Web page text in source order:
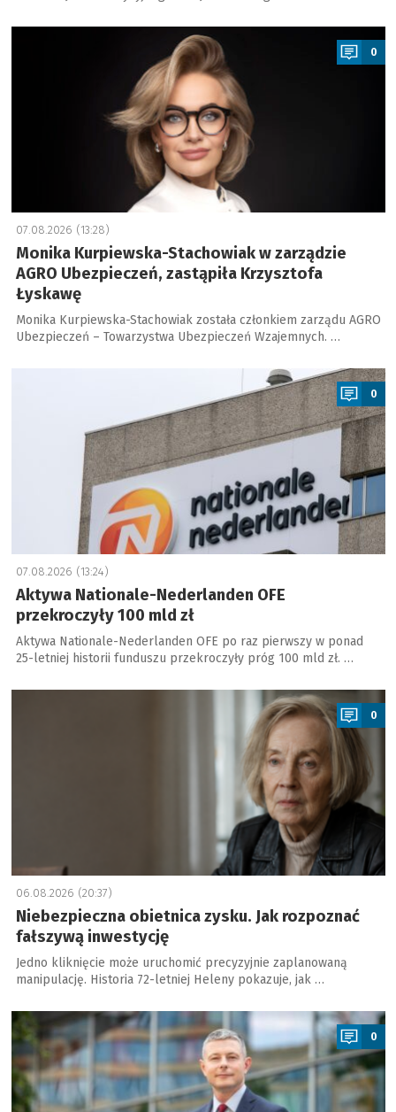
a
0
07.08.2026 (13:28)
Monika Kurpiewska-Stachowiak w zarządzie
AGRO Ubezpieczeń, zastąpiła Krzysztofa
Łyskawę
Monika Kurpiewska-Stachowiak została członkiem zarządu AGRO
Ubezpieczeń – Towarzystwa Ubezpieczeń Wzajemnych. …
0
07.08.2026 (13:24)
Aktywa Nationale-Nederlanden OFE
przekroczyły 100 mld zł
Aktywa Nationale-Nederlanden OFE po raz pierwszy w ponad
25-letniej historii funduszu przekroczyły próg 100 mld zł. …
a
0
06.08.2026 (20:37)
Niebezpieczna obietnica zysku. Jak rozpoznać
fałszywą inwestycję
Jedno kliknięcie może uruchomić precyzyjnie zaplanowaną
manipulację. Historia 72-letniej Heleny pokazuje, jak …
a
0